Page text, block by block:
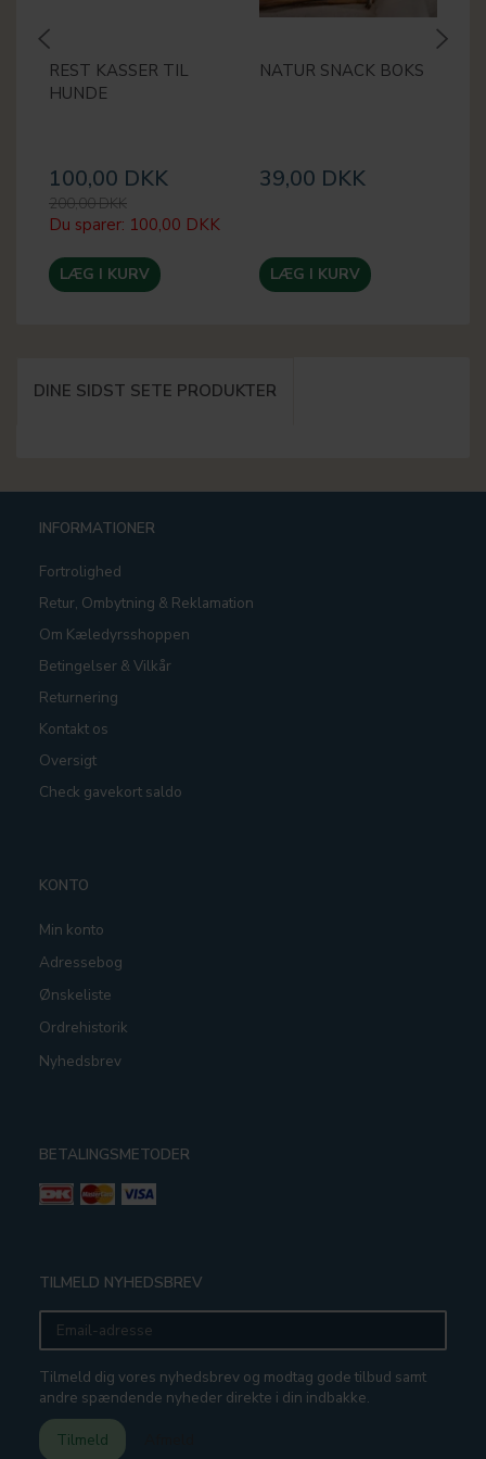
REST KASSER TIL
HUNDE
100,00 DKK
200,00 DKK
Du sparer: 100,00 DKK
LÆG I KURV
NATUR SNACK BOKS
39,00 DKK
LÆG I KURV
DINE SIDST SETE PRODUKTER
INFORMATIONER
Fortrolighed
Retur, Ombytning & Reklamation
Om Kæledyrsshoppen
Betingelser & Vilkår
Returnering
Kontakt os
Oversigt
Check gavekort saldo
KONTO
Min konto
Adressebog
Ønskeliste
Ordrehistorik
Nyhedsbrev
BETALINGSMETODER
TILMELD NYHEDSBREV
Email-
adresse
Tilmeld dig vores nyhedsbrev og modtag gode tilbud samt
andre spændende nyheder direkte i din indbakke.
Tilmeld